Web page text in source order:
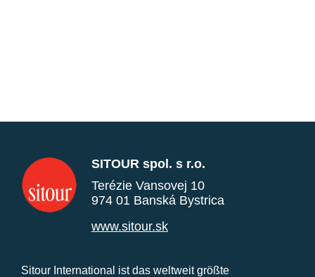
SITOUR spol. s r.o.
Terézie Vansovej 10
974 01 Banská Bystrica
www.sitour.sk
Sitour International ist das weltweit größte